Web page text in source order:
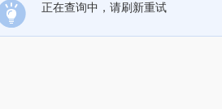
正在查询中，请刷新重试